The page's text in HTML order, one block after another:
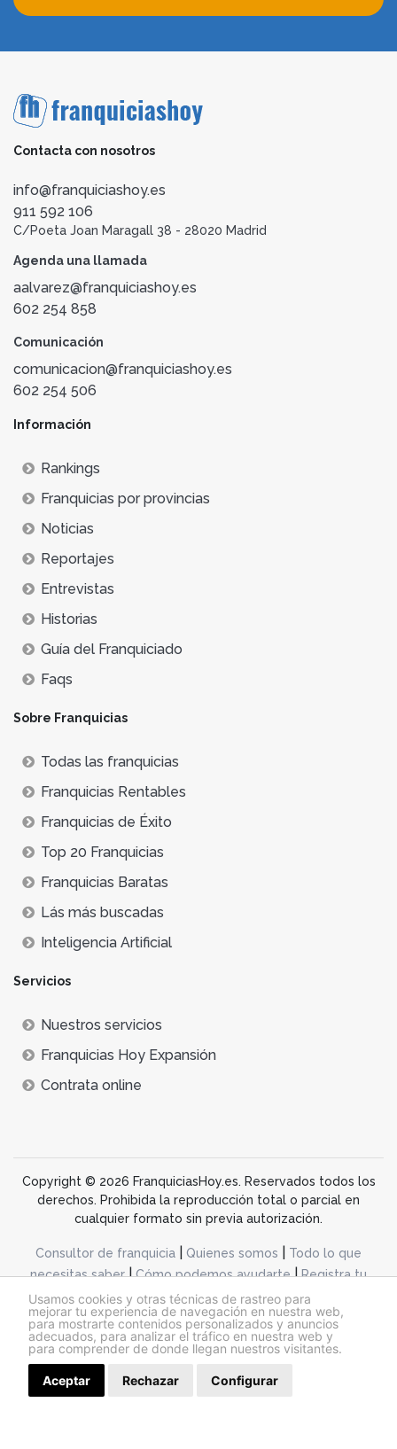
Usamos cookies y otras técnicas de rastreo para
mejorar tu experiencia de navegación en nuestra web,
para mostrarte contenidos personalizados y anuncios
adecuados, para analizar el tráfico en nuestra web y
para comprender de donde llegan nuestros visitantes.
Aceptar Rechazar Configurar
Solicitar información
Contacta con nosotros
info@franquiciashoy.es
911 592 106
C/Poeta Joan Maragall 38 - 28020 Madrid
Agenda una llamada
aalvarez@franquiciashoy.es
602 254 858
Comunicación
comunicacion@franquiciashoy.es
602 254 506
Información
Rankings
Franquicias por provincias
Noticias
Reportajes
Entrevistas
Historias
Guía del Franquiciado
Faqs
Sobre Franquicias
Todas las franquicias
Franquicias Rentables
Franquicias de Éxito
Top 20 Franquicias
Franquicias Baratas
Lás más buscadas
Inteligencia Artificial
Servicios
Nuestros servicios
Franquicias Hoy Expansión
Contrata online
Copyright © 2026 FranquiciasHoy.es. Reservados todos los
derechos. Prohibida la reproducción total o parcial en
cualquier formato sin previa autorización.
Consultor de franquicia Quienes somos
Todo lo que
necesitas saber|Cómo podemos ayudarte|Registra tu
franquicia|Dossiers de franquicia |Otros modelos de
negocio
desarrollo web dinamiq
@franquiciashoy.es |